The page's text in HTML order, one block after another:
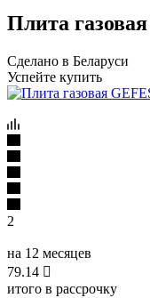
Плита
Сделано в Беларуси
Успейте купить
2
на 12 месяцев
79.14 
итого в рассрочку